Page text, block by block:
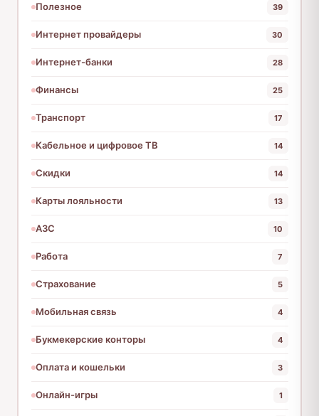
Полезное 39
Интернет провайдеры 30
Интернет-банки 28
Финансы 25
Транспорт 17
Кабельное и цифровое ТВ 14
Скидки 14
Карты лояльности 13
АЗС 10
Работа 7
Страхование 5
Мобильная связь 4
Букмекерские конторы 4
Оплата и кошельки 3
Онлайн-игры 1